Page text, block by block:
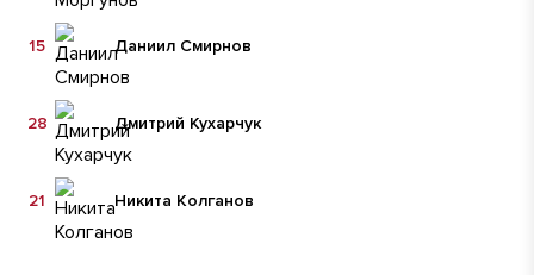
Даниил Смирнов
15
Дмитрий Кухарчук
28
Никита Колганов
21